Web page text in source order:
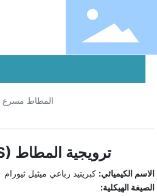
المطاط مسرع
ترويجية المطاط TMTM (TS)
الاسم الكيميائي: كبريتيد رباعي ميثيل ثيورام
الصيغة الهيكلية: